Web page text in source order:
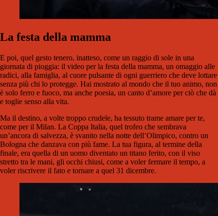
La festa della mamma
E poi, quel gesto tenero, inatteso, come un raggio di sole in una
giornata di pioggia: il video per la festa della mamma, un omaggio alle
radici, alla famiglia, al cuore pulsante di ogni guerriero che deve lottare
senza più chi lo protegge. Hai mostrato al mondo che il tuo animo, non
è solo ferro e fuoco, ma anche poesia, un canto d’amore per ciò che dà
e toglie senso alla vita.
Ma il destino, a volte troppo crudele, ha tessuto trame amare per te,
come per il Milan. La Coppa Italia, quel trofeo che sembrava
un’ancora di salvezza, è svanito nella notte dell’Olimpico, contro un
Bologna che danzava con più fame. La tua figura, al termine della
finale, era quella di un uomo diventato un titano ferito, con il viso
stretto tra le mani, gli occhi chiusi, come a voler fermare il tempo, a
voler riscrivere il fato e tornare a quel 31 dicembre.